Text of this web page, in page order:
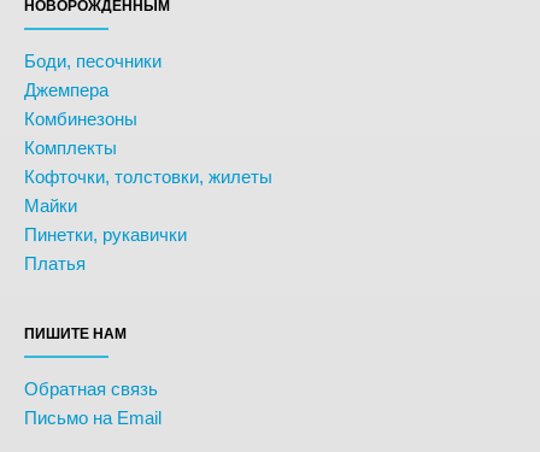
НОВОРОЖДЕННЫМ
Боди, песочники
Джемпера
Комбинезоны
Комплекты
Кофточки, толстовки, жилеты
Майки
Пинетки, рукавички
Платья
ПИШИТЕ НАМ
Обратная связь
Письмо на Email